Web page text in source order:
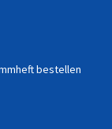
bestellen